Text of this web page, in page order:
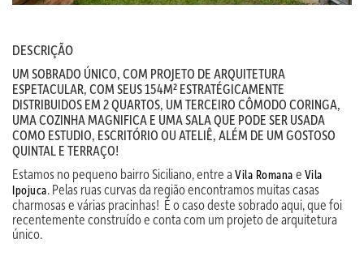
DESCRIÇÃO
UM SOBRADO ÚNICO, COM PROJETO DE ARQUITETURA
ESPETACULAR, COM SEUS 154M² ESTRATÉGICAMENTE
DISTRIBUIDOS EM 2 QUARTOS, UM TERCEIRO CÔMODO CORINGA,
UMA COZINHA MAGNIFICA E UMA SALA QUE PODE SER USADA
COMO ESTUDIO, ESCRITÓRIO OU ATELIÊ, ALÉM DE UM GOSTOSO
QUINTAL E TERRAÇO!
Estamos no pequeno bairro Siciliano, entre a Vila Romana e Vila
Ipojuca. Pelas ruas curvas da região encontramos muitas casas
charmosas e várias pracinhas! É o caso deste sobrado aqui, que foi
recentemente construído e conta com um projeto de arquitetura
único.